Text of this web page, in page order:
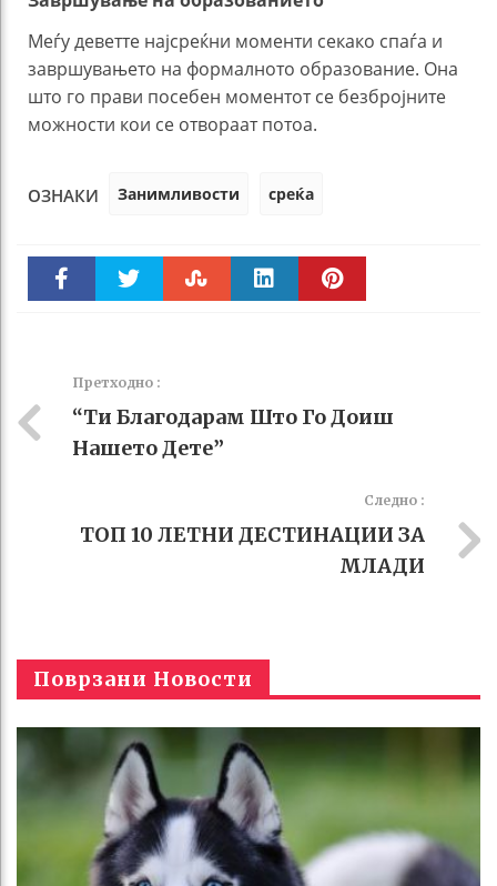
Меѓу деветте најсреќни моменти секако спаѓа и
завршувањето на формалното образование. Она
што го прави посебен моментот се безбројните
можности кои се отвораат потоа.
ОЗНАКИ Занимливости среќа
Претходно :
“Ти Благодарам Што Го Доиш
Нашето Дете”
Следно :
ТОП 10 ЛЕТНИ ДЕСТИНАЦИИ ЗА
МЛАДИ
Поврзани Новости